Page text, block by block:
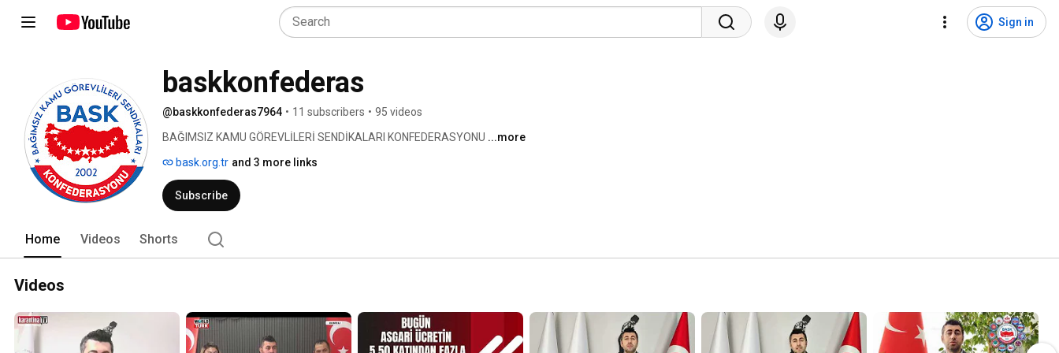
Sign in
baskkonfederas
@baskkonfederas7964 • 11 subscribers • 95 videos
BAĞIMSIZ KAMU GÖREVLİLERİ SENDİKALARI KONFEDERASYONU ...more
bask.org.tr and 3 more links
Subscribe
Home Videos Shorts
Videos